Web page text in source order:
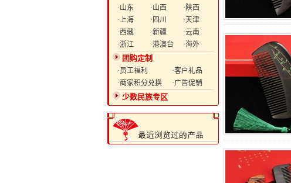
·山东
·山西
·陕西
·上海
·四川
·天津
·西藏
·新疆
·云南
·浙江
·港澳台 ·海外
团购定制
·员工福利
·客户礼品
·商家积分兑换
·广告促销
少数民族专区